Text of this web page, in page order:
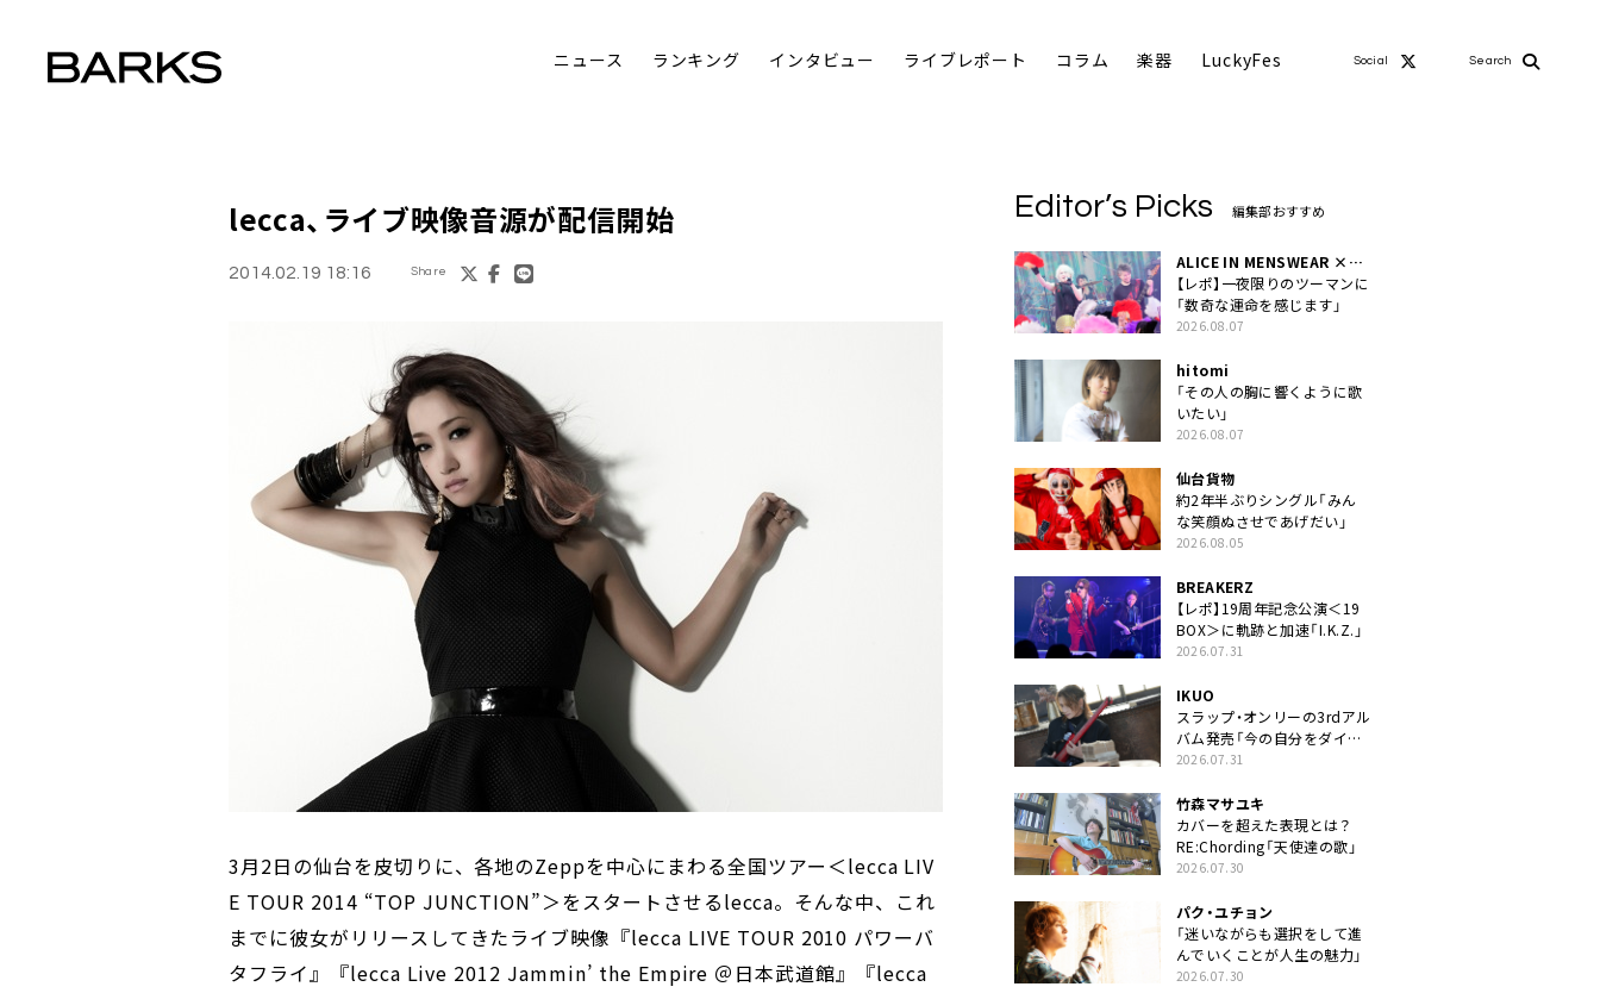
ニュース ランキング インタビュー ライブレポート コラム 楽器 LuckyFes Social Search
lecca、ライブ映像音源が配信開始
2014.02.19 18:16 Share
3月2日の仙台を皮切りに、各地のZeppを中心にまわる全国ツアー＜lecca LIV
E TOUR 2014 “TOP JUNCTION”＞をスタートさせるlecca。そんな中、これ
までに彼女がリリースしてきたライブ映像『lecca LIVE TOUR 2010 パワーバ
タフライ』『lecca Live 2012 Jammin’ the Empire ＠日本武道館』『lecca
Editor’s Picks 編集部おすすめ
ALICE IN MENSWEAR ×
MASCHERA
【レポ】一夜限りのツーマンに
「数奇な運命を感じます」
2026.08.07
hitomi
「その人の胸に響くように歌
いたい」
2026.08.07
仙台貨物
約2年半ぶりシングル「みん
な笑顔ぬさせであげだい」
2026.08.05
BREAKERZ
【レポ】19周年記念公演＜19
BOX＞に軌跡と加速「I.K.Z.」
2026.07.31
IKUO
スラップ・オンリーの3rdアル
バム発売「今の自分をダイレ
クトに」
2026.07.31
竹森マサユキ
カバーを超えた表現とは？
RE:Chording「天使達の歌」
2026.07.30
パク・ユチョン
「迷いながらも選択をして進
んでいくことが人生の魅力」
2026.07.30